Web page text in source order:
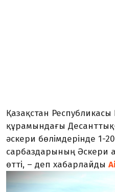
Қазақстан
құрамындағы
әскери бөлімдерінде
сарбаздарының Әскери
өтті, – деп хабарлайды